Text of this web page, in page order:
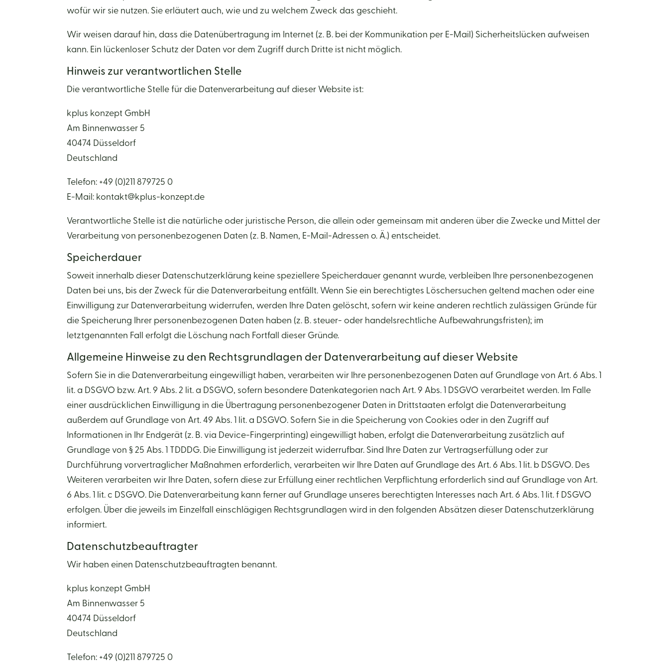
wofür wir sie nutzen. Sie erläutert auch, wie und zu welchem Zweck das geschieht.
Wir weisen darauf hin, dass die Datenübertragung im Internet (z. B. bei der Kommunikation per E-Mail) Sicherheitslücken aufweisen
kann. Ein lückenloser Schutz der Daten vor dem Zugriff durch Dritte ist nicht möglich.
Hinweis zur verantwortlichen Stelle
Die verantwortliche Stelle für die Datenverarbeitung auf dieser Website ist:
kplus konzept GmbH
Am Binnenwasser 5
40474 Düsseldorf
Deutschland
Telefon: +49 (0)211 879725 0
E-Mail: kontakt@kplus-konzept.de
Verantwortliche Stelle ist die natürliche oder juristische Person, die allein oder gemeinsam mit anderen über die Zwecke und Mittel der
Verarbeitung von personenbezogenen Daten (z. B. Namen, E-Mail-Adressen o. Ä.) entscheidet.
Speicherdauer
Soweit innerhalb dieser Datenschutzerklärung keine speziellere Speicherdauer genannt wurde, verbleiben Ihre personenbezogenen
Daten bei uns, bis der Zweck für die Datenverarbeitung entfällt. Wenn Sie ein berechtigtes Löschersuchen geltend machen oder eine
Einwilligung zur Datenverarbeitung widerrufen, werden Ihre Daten gelöscht, sofern wir keine anderen rechtlich zulässigen Gründe für
die Speicherung Ihrer personenbezogenen Daten haben (z. B. steuer- oder handelsrechtliche Aufbewahrungsfristen); im
letztgenannten Fall erfolgt die Löschung nach Fortfall dieser Gründe.
Allgemeine Hinweise zu den Rechtsgrundlagen der Datenverarbeitung auf dieser Website
Sofern Sie in die Datenverarbeitung eingewilligt haben, verarbeiten wir Ihre personenbezogenen Daten auf Grundlage von Art. 6 Abs. 1
lit. a DSGVO bzw. Art. 9 Abs. 2 lit. a DSGVO, sofern besondere Datenkategorien nach Art. 9 Abs. 1 DSGVO verarbeitet werden. Im Falle
einer ausdrücklichen Einwilligung in die Übertragung personenbezogener Daten in Drittstaaten erfolgt die Datenverarbeitung
außerdem auf Grundlage von Art. 49 Abs. 1 lit. a DSGVO. Sofern Sie in die Speicherung von Cookies oder in den Zugriff auf
Informationen in Ihr Endgerät (z. B. via Device-Fingerprinting) eingewilligt haben, erfolgt die Datenverarbeitung zusätzlich auf
Grundlage von § 25 Abs. 1 TDDDG. Die Einwilligung ist jederzeit widerrufbar. Sind Ihre Daten zur Vertragserfüllung oder zur
Durchführung vorvertraglicher Maßnahmen erforderlich, verarbeiten wir Ihre Daten auf Grundlage des Art. 6 Abs. 1 lit. b DSGVO. Des
Weiteren verarbeiten wir Ihre Daten, sofern diese zur Erfüllung einer rechtlichen Verpflichtung erforderlich sind auf Grundlage von Art.
6 Abs. 1 lit. c DSGVO. Die Datenverarbeitung kann ferner auf Grundlage unseres berechtigten Interesses nach Art. 6 Abs. 1 lit. f DSGVO
erfolgen. Über die jeweils im Einzelfall einschlägigen Rechtsgrundlagen wird in den folgenden Absätzen dieser Datenschutzerklärung
informiert.
Datenschutz­beauftragter
Wir haben einen Datenschutzbeauftragten benannt.
kplus konzept GmbH
Am Binnenwasser 5
40474 Düsseldorf
Deutschland
Telefon: +49 (0)211 879725 0